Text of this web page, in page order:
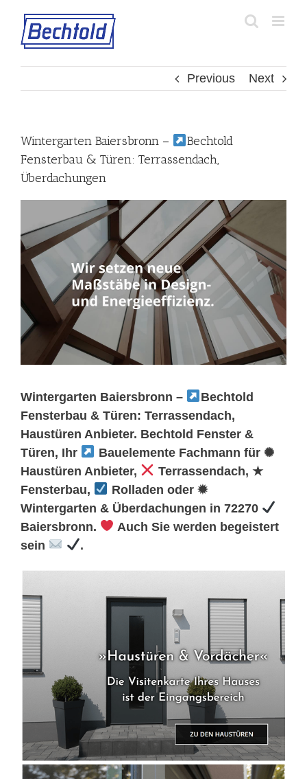
content
Previous Next
Wintergarten Baiersbronn –
Bechtold
Fensterbau & Türen: Terrassendach,
Überdachungen
Wintergarten Baiersbronn –
Bechtold
Fensterbau & Türen: Terrassendach,
Haustüren Anbieter. Bechtold Fenster &
Türen, Ihr
Bauelemente Fachmann für ✺
Haustüren Anbieter,
Terrassendach, ★
Fensterbau,
Rolladen oder ✹
Wintergarten & Überdachungen in 72270
Baiersbronn.
Auch Sie werden begeistert
sein
.